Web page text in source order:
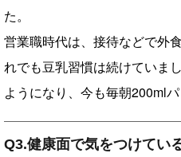
た。
営業職時代は、接待などで外
れでも豆乳習慣は続けていま
ようになり、今も毎朝200mlパ
Q3.健康面で気をつけてい